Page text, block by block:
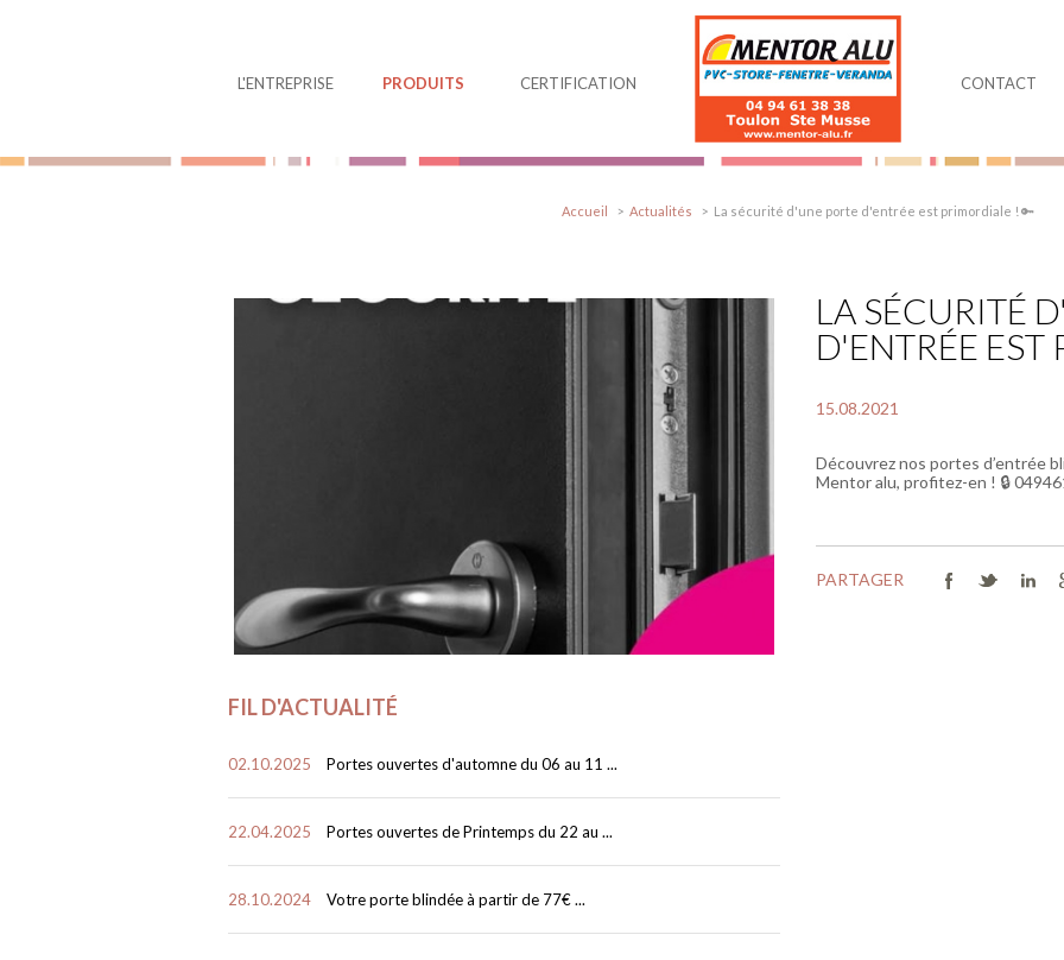
L'ENTREPRISE PRODUITS CERTIFICATION CONTACT
Accueil Actualités La sécurité d'une porte d'entrée est primordiale ! 🔑
LA SÉCURITÉ
D'ENTRÉE
15.08.2021
Découvrez nos portes d’entrée
Mentor alu, profitez-en ! 🔒
PARTAGER
FIL D'ACTUALITÉ
02.10.2025 Portes ouvertes d'automne du 06 au 11 ...
22.04.2025 Portes ouvertes de Printemps du 22 au ...
28.10.2024 Votre porte blindée à partir de 77€ ...